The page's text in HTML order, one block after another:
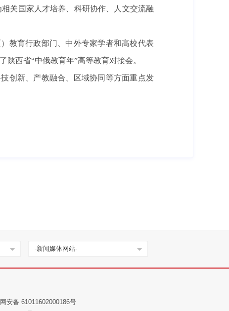
关国家人才培养、科研协作、人文交流融
教育行政部门、中外专家学者和高校代表
西省“中俄教育年”高等教育对接会。
创新、产教融合、区域协同等方面重点发
-新闻媒体网站-
安备 61011602000186号